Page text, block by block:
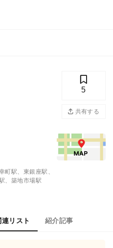
5
共有する
町駅、東銀座駅、
、築地市場駅
連リスト 紹介記事